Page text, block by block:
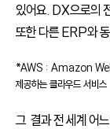
있어요. DX으로의
또한 다른 ERP와
*AWS : Amazon Web
제공하는 클라우드 서비스
그 결과 전 세계 어